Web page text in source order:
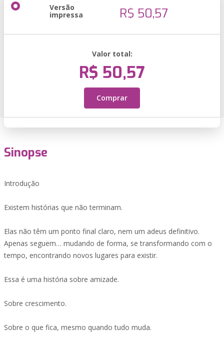
Versão
impressa R$ 50,57
Valor total:
R$ 50,57
Comprar
Sinopse
Introdução
Existem histórias que não terminam.
Elas não têm um ponto final claro, nem um adeus definitivo.
Apenas seguem… mudando de forma, se transformando com o
tempo, encontrando novos lugares para existir.
Essa é uma história sobre amizade.
Sobre crescimento.
Sobre o que fica, mesmo quando tudo muda.